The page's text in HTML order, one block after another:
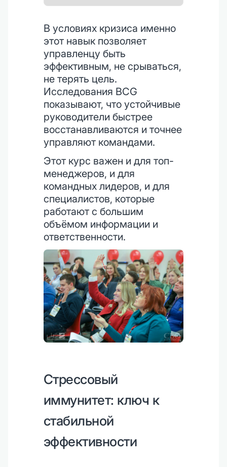
В условиях кризиса именно
этот навык позволяет
управленцу быть
эффективным, не срываться,
не терять цель.
Исследования BCG
показывают, что устойчивые
руководители быстрее
восстанавливаются и точнее
управляют командами.
Этот курс важен и для топ-
менеджеров, и для
командных лидеров, и для
специалистов, которые
работают с большим
объёмом информации и
ответственности.
Стрессовый
иммунитет: ключ к
стабильной
эффективности